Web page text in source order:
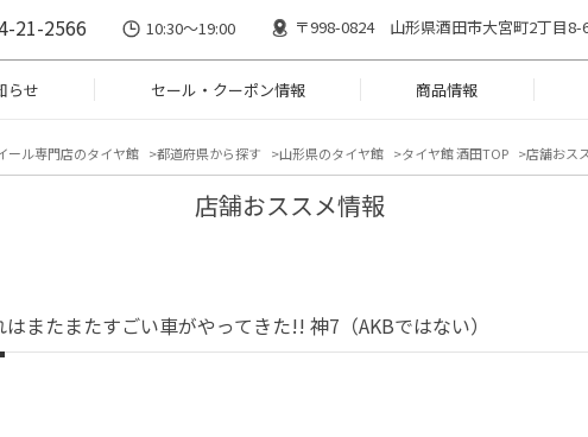
21-2566 10:30～19:00 〒998-0824 山形県酒田市大宮町2丁目8-
らせ セール・クーポン情報 商品情報
ール専門店のタイヤ館 都道府県から探す 山形県のタイヤ館 タイヤ館 酒田TOP 店舗おス
店舗おススメ情報
はまたまたすごい車がやってきた!! 神7（AKBではない）